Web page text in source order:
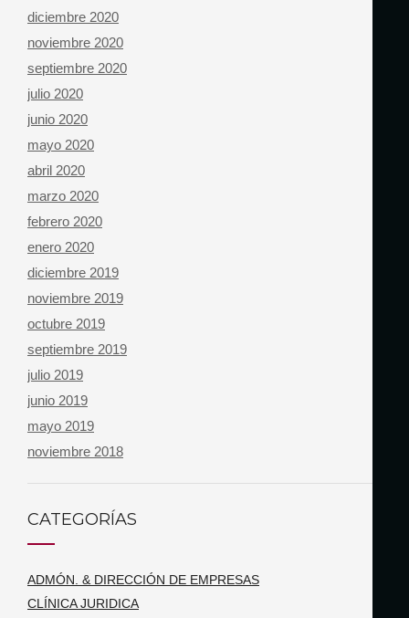
diciembre 2020
noviembre 2020
septiembre 2020
julio 2020
junio 2020
mayo 2020
abril 2020
marzo 2020
febrero 2020
enero 2020
diciembre 2019
noviembre 2019
octubre 2019
septiembre 2019
julio 2019
junio 2019
mayo 2019
noviembre 2018
CATEGORÍAS
ADMÓN. & DIRECCIÓN DE EMPRESAS
CLÍNICA JURIDICA